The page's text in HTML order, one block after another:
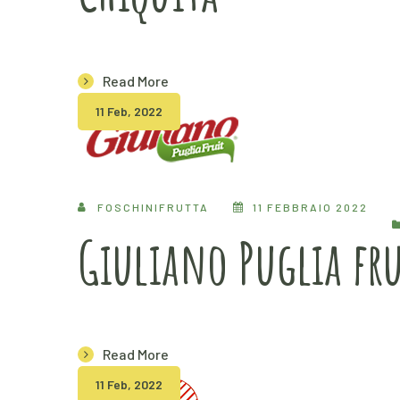
Read More
11 Feb, 2022
FOSCHINIFRUTTA 11 FEBBRAIO 2022
Giuliano Puglia
Read More
11 Feb, 2022